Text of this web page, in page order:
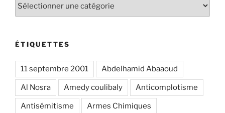
ÉTIQUETTES
11 septembre 2001 Abdelhamid Abaaoud
Al Nosra Amedy coulibaly Anticomplotisme
Antisémitisme Armes Chimiques